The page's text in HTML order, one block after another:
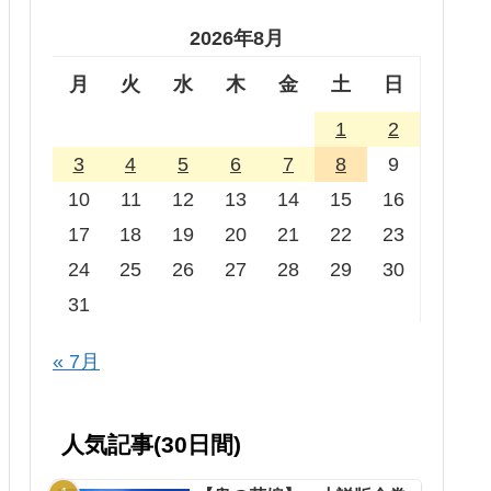
2026年8月
月 火 水 木 金 土 日
1
2
3
4 5 6 7 8
9
10
11 12 13 14 15
16
17
18 19 20 21 22
23
24
25 26 27 28 29
30
31
« 7月
人気記事(30日間)